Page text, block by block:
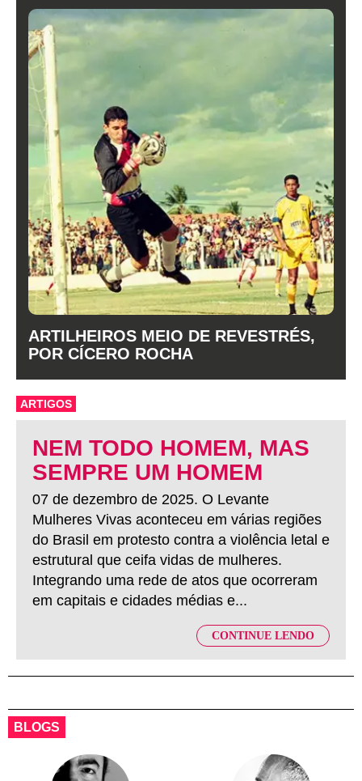
ARTILHEIROS MEIO DE REVESTRÉS,
POR CÍCERO ROCHA
ARTIGOS
NEM TODO HOMEM, MAS
SEMPRE UM HOMEM
07 de dezembro de 2025. O Levante
Mulheres Vivas aconteceu em várias regiões
do Brasil em protesto contra a violência letal e
estrutural que ceifa vidas de mulheres.
Integrando uma rede de atos que ocorreram
em capitais e cidades médias e...
CONTINUE LENDO
BLOGS